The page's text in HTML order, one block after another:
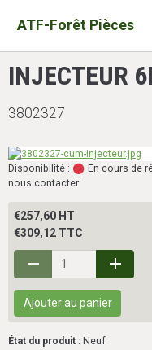
ATF-Forêt Pièces
INJECTEUR
3802327
Disponibilité :
En cours de
nous contacter
€257,60 HT
€309,12 TTC
Ajouter au panier
État du produit : Neuf